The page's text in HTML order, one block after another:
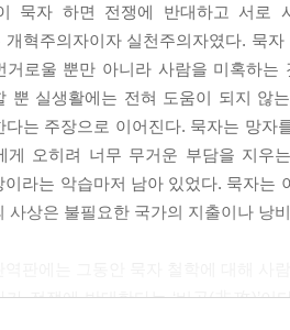
묵자 하면 전쟁에 반대하고 서로
개혁주의자이자 실천주의자였다. 묵
로울 뿐만 아니라 사람을 미혹하는
뿐 실생활에는 전혀 도움이 되지 않
다는 주장으로 이어진다. 묵자는 망
게 오히려 너무 무거운 부담을 지우
이라는 악습마저 남아 있었다. 묵자는
사상은 불필요한 국가의 지출이나 낭
가 전쟁에 반대한다는 ‘비공(非攻)’